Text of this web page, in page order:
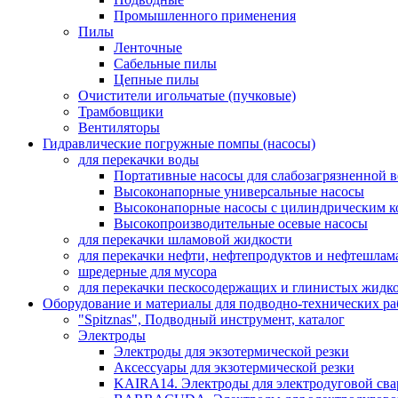
Промышленного применения
Пилы
Ленточные
Сабельные пилы
Цепные пилы
Очистители игольчатые (пучковые)
Трамбовщики
Вентиляторы
Гидравлические погружные помпы (насосы)
для перекачки воды
Портативные насосы для слабозагрязненной
Высоконапорные универсальные насосы
Высоконапорные насосы с цилиндрическим
Высокопроизводительные осевые насосы
для перекачки шламовой жидкости
для перекачки нефти, нефтепродуктов и
шредерные для мусора
для перекачки пескосодержащих и глинистых
Оборудование и материалы для подводно-технических
"Spitznas", Подводный инструмент, каталог
Электроды
Электроды для экзотермической резки
Аксессуары для экзотермической резки
KAIRA14. Электроды для электродуговой